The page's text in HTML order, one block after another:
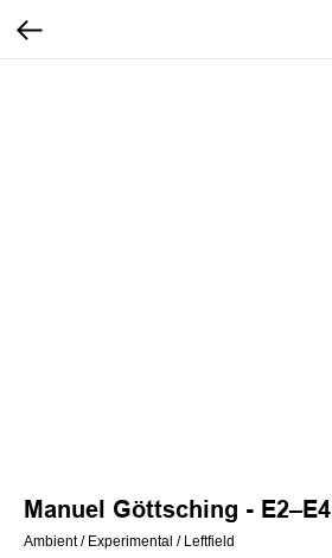
Manuel Göttsching - E2–E4
Ambient / Experimental / Leftfield